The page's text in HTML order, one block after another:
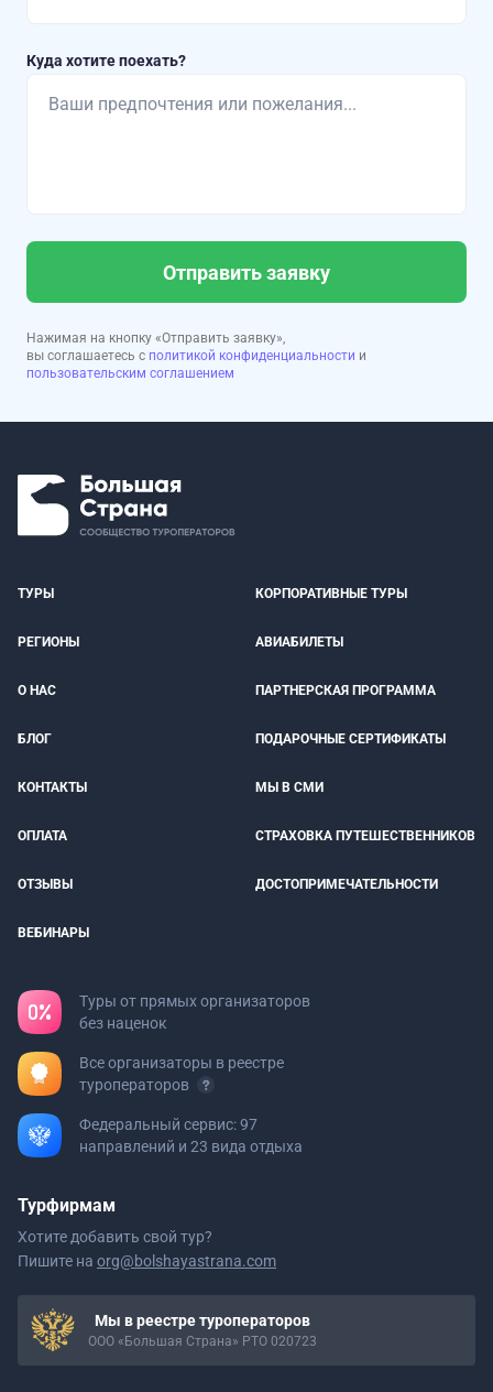
Куда хотите поехать?
Отправить заявку
Нажимая на кнопку «Отправить заявку»,
вы соглашаетесь с политикой конфиденциальности и
пользовательским соглашением
ТУРЫ КОРПОРАТИВНЫЕ ТУРЫ
РЕГИОНЫ АВИАБИЛЕТЫ
О НАС ПАРТНЕРСКАЯ ПРОГРАММА
БЛОГ ПОДАРОЧНЫЕ СЕРТИФИКАТЫ
КОНТАКТЫ МЫ В СМИ
ОПЛАТА СТРАХОВКА ПУТЕШЕСТВЕННИКОВ
ОТЗЫВЫ ДОСТОПРИМЕЧАТЕЛЬНОСТИ
ВЕБИНАРЫ
Туры от прямых организаторов
без наценок
Все организаторы в реестре
туроператоров
Федеральный сервис: 97
направлений и 23 вида отдыха
Турфирмам
Хотите добавить свой тур?
Пишите на org@bolshayastrana.com
Мы в реестре туроператоров
ООО «Большая Страна» РТО 020723